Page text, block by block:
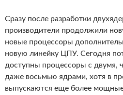
Сразу после разработки
производители продолжили
новые процессоры
новую линейку ЦПУ. Сегодня
доступны процессоры с двумя,
даже восьмью ядрами, хотя в
выпускаются еще более